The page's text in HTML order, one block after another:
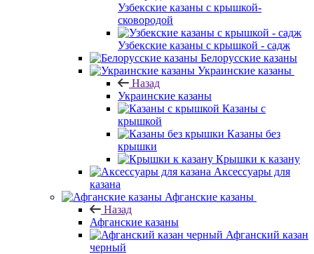
Узбекские казаны с крышкой-
сковородой
Узбекские казаны с крышкой - садж
Белорусские казаны
Украинские казаны
Назад
Украинские казаны
Казаны с
крышкой
Казаны без
крышки
Крышки к казану
Аксессуары для
казана
Афганские казаны
Назад
Афганские казаны
Афганский казан
черный